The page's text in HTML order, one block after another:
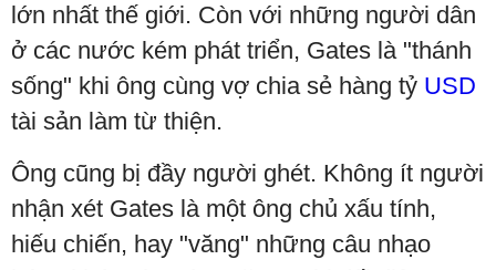
lớn nhất thế giới. Còn với những người dân
ở các nước kém phát triển, Gates là "thánh
sống" khi ông cùng vợ chia sẻ hàng tỷ USD
tài sản làm từ thiện.
Ông cũng bị đầy người ghét. Không ít người
nhận xét Gates là một ông chủ xấu tính,
hiếu chiến, hay "văng" những câu nhạo